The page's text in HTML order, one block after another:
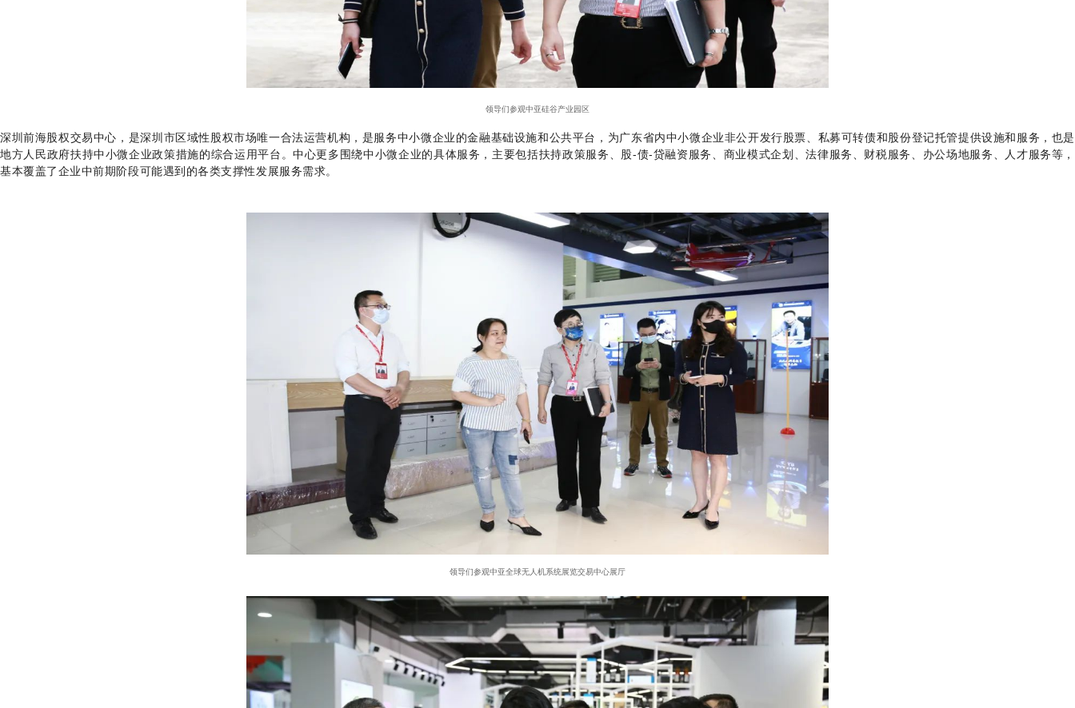
领导们参观中亚硅谷产业园区
深圳前海股权交易中心，是深圳市区域性股权市场唯一合法运营机构，是服务中小微企业的金融基础设施和公共平台，为广东省内中小微企业非公开发行股票、私募可转债和股份登记托管提供设施和服务，也是
地方人民政府扶持中小微企业政策措施的综合运用平台。中心更多围绕中小微企业的具体服务，主要包括扶持政策服务、股-债-贷融资服务、商业模式企划、法律服务、财税服务、办公场地服务、人才服务等，
基本覆盖了企业中前期阶段可能遇到的各类支撑性发展服务需求。
领导们参观中亚全球无人机系统展览交易中心展厅